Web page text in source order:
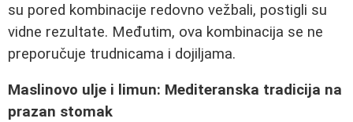
su pored kombinacije redovno vežbali, postigli su
vidne rezultate. Međutim, ova kombinacija se ne
preporučuje trudnicama i dojiljama.
Maslinovo ulje i limun: Mediteranska tradicija na
prazan stomak